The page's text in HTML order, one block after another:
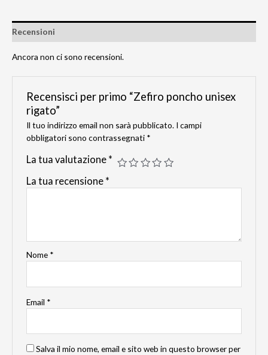
Recensioni
Ancora non ci sono recensioni.
Recensisci per primo “Zefiro poncho unisex
rigato”
Il tuo indirizzo email non sarà pubblicato. I campi
obbligatori sono contrassegnati *
La tua valutazione *
La tua recensione *
Nome *
Email *
Salva il mio nome, email e sito web in questo browser per